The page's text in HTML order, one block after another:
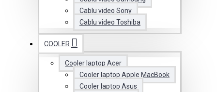
Cablu video Sony
Cablu video Toshiba
COOLER
Cooler laptop Acer
Cooler laptop Apple MacBook
Cooler laptop Asus